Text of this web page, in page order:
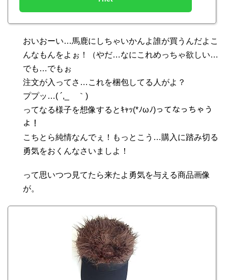
おいおーい…馬鹿にしちゃいかんよ誰が買うんだよこ
んなもんをよぉ！（やだ…なにこれめっちゃ欲しい…
でも…でもぉ
注文が入ってさ…これを梱包してる人がよ？
ププッ…( ´,_ゝ｀)
ってなる様子を想像するとｷｬｯ(*ﾉωﾉ)ってなっちゃう
よ！
こちとら純情なんでぇ！もっとこう…購入に踏み切る
勇気をおくんなさいましよ！
って思いつつ見てたら来たよ勇気を与える商品画像
が。